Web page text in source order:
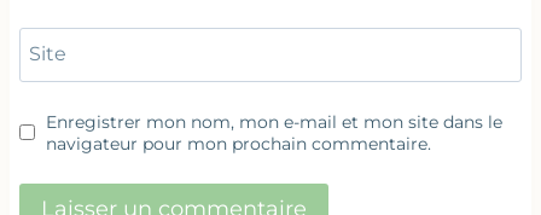
Site
Enregistrer mon nom, mon e-mail et mon site dans le
navigateur pour mon prochain commentaire.